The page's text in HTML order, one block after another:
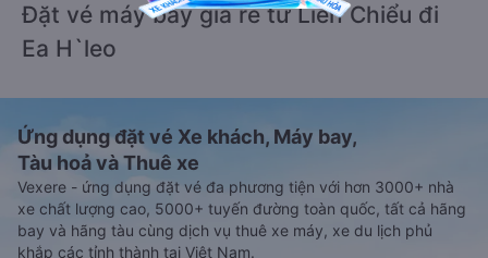
Đặt vé máy bay giá rẻ từ Liên Chiểu đi
Ea H`leo
Ứng dụng đặt vé Xe khách, Máy bay,
Tàu hoả và Thuê xe
Vexere - ứng dụng đặt vé đa phương tiện với hơn 3000+ nhà
xe chất lượng cao, 5000+ tuyến đường toàn quốc, tất cả hãng
bay và hãng tàu cùng dịch vụ thuê xe máy, xe du lịch phủ
khắp các tỉnh thành tại Việt Nam.